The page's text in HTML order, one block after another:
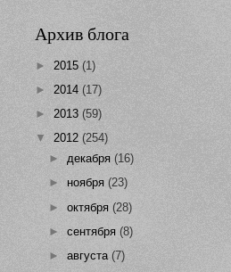
Архив блога
► 2015 (1)
► 2014 (17)
► 2013 (59)
▼ 2012 (254)
►декабря(16)
►ноября(23)
►октября(28)
►сентября(8)
►августа(7)